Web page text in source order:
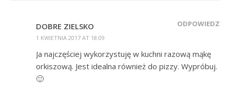
DOBRE ZIELSKO
1 KWIETNIA 2017 AT 18:09
ODPOWIEDZ
Ja najczęściej wykorzystuję w kuchni razową mąkę
orkiszową. Jest idealna również do pizzy. Wypróbuj.
🙂